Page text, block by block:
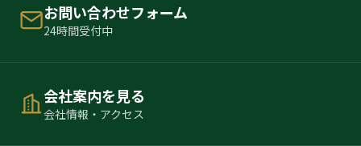
お問い合わせフォーム
24時間受付中
会社案内を見る
会社情報・アクセス